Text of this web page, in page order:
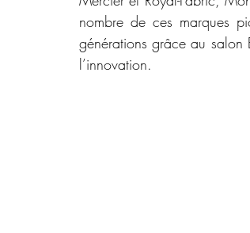
nombre de ces marques
générations grâce au salon
l’innovation.